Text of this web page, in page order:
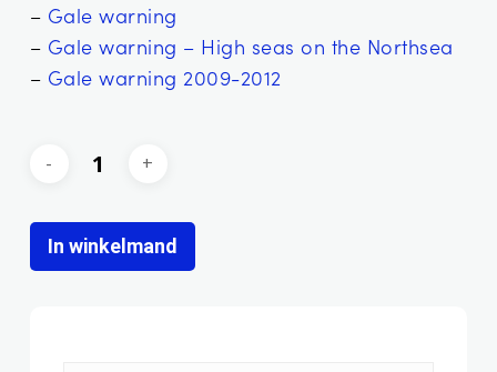
– Gale warning
– Gale warning – High seas on the Northsea
– Gale warning 2009-2012
In winkelmand